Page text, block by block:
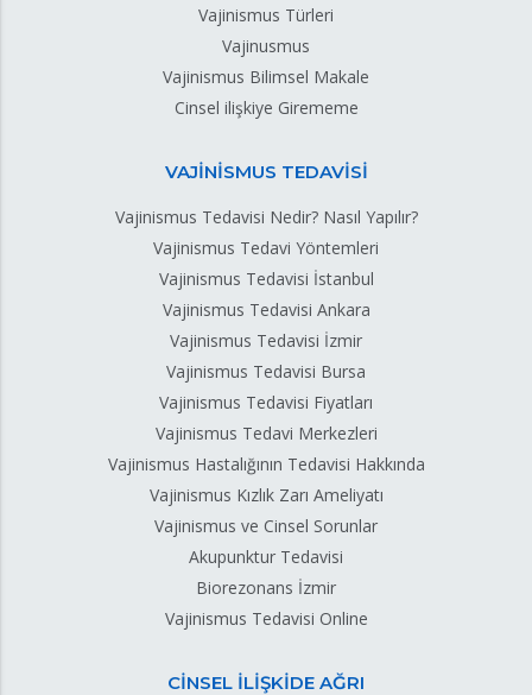
Vajinismus Türleri
Vajinusmus
Vajinismus Bilimsel Makale
Cinsel ilişkiye Girememe
VAJİNİSMUS TEDAVİSİ
Vajinismus Tedavisi Nedir? Nasıl Yapılır?
Vajinismus Tedavi Yöntemleri
Vajinismus Tedavisi İstanbul
Vajinismus Tedavisi Ankara
Vajinismus Tedavisi İzmir
Vajinismus Tedavisi Bursa
Vajinismus Tedavisi Fiyatları
Vajinismus Tedavi Merkezleri
Vajinismus Hastalığının Tedavisi Hakkında
Vajinismus Kızlık Zarı Ameliyatı
Vajinismus ve Cinsel Sorunlar
Akupunktur Tedavisi
Biorezonans İzmir
Vajinismus Tedavisi Online
CİNSEL İLİŞKİDE AĞRI